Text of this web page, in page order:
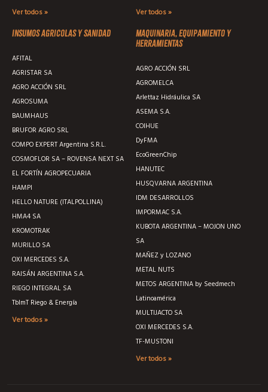
Ver todos » Ver todos »
Insumos agricolas y sanidad
AFITAL
AGRISTAR SA
AGRO ACCIÓN SRL
AGROSUMA
BAUMHAUS
BRUFOR AGRO SRL
COMPO EXPERT Argentina S.R.L.
COSMOFLOR SA – ROVENSA NEXT SA
EL FORTÍN AGROPECUARIA
HAMPI
HELLO NATURE (ITALPOLLINA)
HMA4 SA
KROMOTRAK
MURILLO SA
OXI MERCEDES S.A.
RAISÁN ARGENTINA S.A.
RIEGO INTEGRAL SA
TblmT Riego & Energía
Ver todos »
Maquinaria, equipamiento y
herramientas
AGRO ACCIÓN SRL
AGROMELCA
Arlettaz Hidráulica SA
ASEMA S.A.
COIHUE
DyFMA
EcoGreenChip
HANUTEC
HUSQVARNA ARGENTINA
IDM DESARROLLOS
IMPORMAC S.A.
KUBOTA ARGENTINA – MOJON UNO
SA
MAÑEZ y LOZANO
METAL NUTS
METOS ARGENTINA by Seedmech
Latinoamérica
MULTIJACTO SA
OXI MERCEDES S.A.
TF-MUSTONI
Ver todos »